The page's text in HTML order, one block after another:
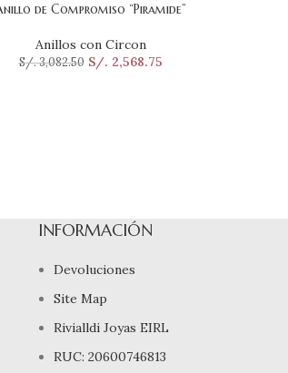
OPCIONES
de Compromiso “Piramide”
Anillos con Circon
S/.3,082.50 S/. 2,568.75
INFORMACIÓN
Devoluciones
Site Map
Rivialldi Joyas EIRL
RUC: 20600746813